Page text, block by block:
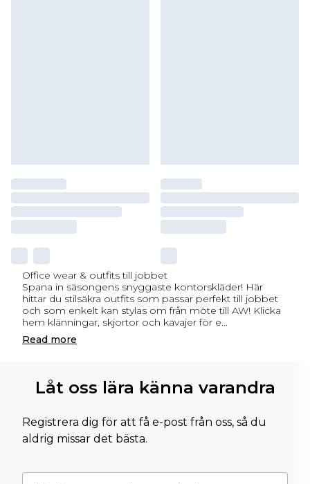
Office wear & outfits till jobbet
Spana in säsongens snyggaste kontorskläder! Här
hittar du stilsäkra outfits som passar perfekt till jobbet
och som enkelt kan stylas om från möte till AW! Klicka
hem klänningar, skjortor och kavajer för e...
Read more
Låt oss lära känna varandra
Registrera dig för att få e-post från oss, så du
aldrig missar det bästa.